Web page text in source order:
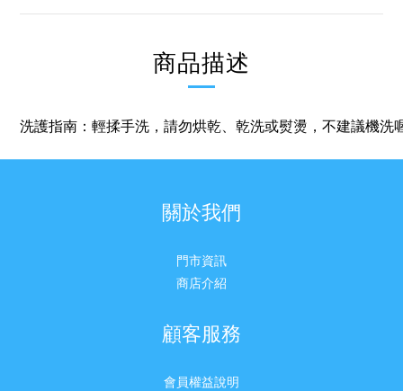
商品描述
洗護指南：輕揉手洗，請勿烘乾、乾洗或熨燙，不建議機洗
關於我們
門市資訊
商店介紹
顧客服務
會員權益說明